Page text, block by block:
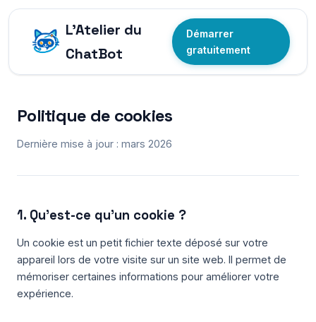
L'Atelier du
ChatBot
Démarrer
gratuitement
Politique de cookies
Dernière mise à jour : mars 2026
1. Qu'est-ce qu'un cookie ?
Un cookie est un petit fichier texte déposé sur votre
appareil lors de votre visite sur un site web. Il permet de
mémoriser certaines informations pour améliorer votre
expérience.